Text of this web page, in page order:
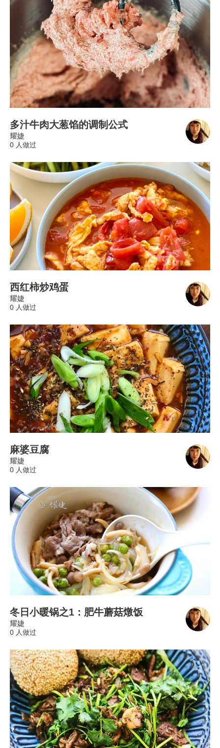
多汁牛肉大葱馅的调制公式
耀婕
0 人做过
西红柿炒鸡蛋
耀婕
0 人做过
麻婆豆腐
耀婕
0 人做过
冬日小暖锅之1：肥牛蘑菇燉饭
耀婕
0 人做过